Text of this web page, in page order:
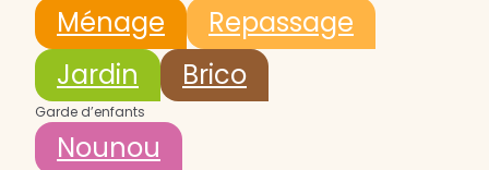
Ménage
Repassage
Jardin
Brico
Garde d’enfants
Nounou